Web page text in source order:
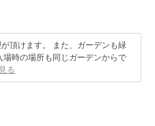
頂けます。 また、ガーデンも緑
時の場所も同じガーデンからで
る